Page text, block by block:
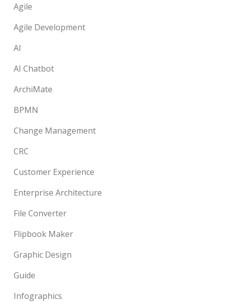
Agile
Agile Development
AI
AI Chatbot
ArchiMate
BPMN
Change Management
CRC
Customer Experience
Enterprise Architecture
File Converter
Flipbook Maker
Graphic Design
Guide
Infographics